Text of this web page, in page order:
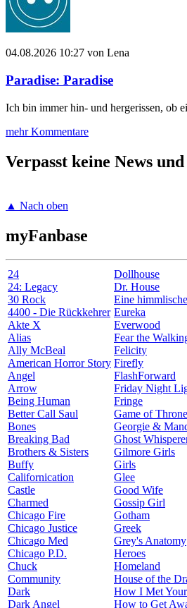
04.08.2026 10:27 von Lena
Paradise: Paradise
Ich bin immer hin- und hergerissen, ob
mehr Kommentare
Verpasst keine News
▲ Nach oben
myFanbase
24
24: Legacy
30 Rock
4400 - Die Rückkehrer
Akte X
Alias
Ally McBeal
American Horror Story
Angel
Arrow
Being Human
Better Call Saul
Bones
Breaking Bad
Brothers & Sisters
Buffy
Californication
Castle
Charmed
Chicago Fire
Chicago Justice
Chicago Med
Chicago P.D.
Chuck
Community
Dark
Dark Angel
Dollhouse
Dr. House
Eine
Eureka
Everwood
Fear the
Felicity
Firefly
FlashForward
Friday Night
Fringe
Game of
Georgie &
Ghost
Gilmore Girls
Girls
Glee
Good Wife
Gossip Girl
Gotham
Greek
Grey's Anatomy
Heroes
Homeland
House of the
How I Met
How to Get